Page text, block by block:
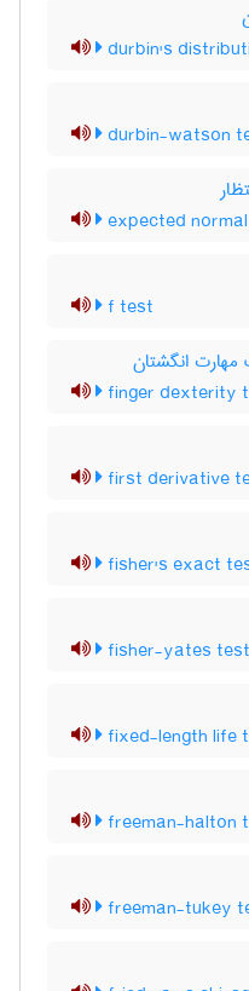
durbin's
durbin-watson
expected
f test
انگشتان
finger dexterity
first derivative
fisher's exact
fisher-yates test
fixed-length life
freeman-halton
freeman-tukey